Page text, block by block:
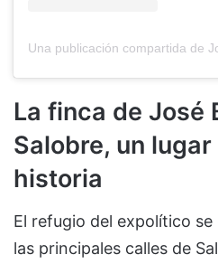
La finca de José
Salobre, un
historia
El refugio del expolítico
las principales calles de